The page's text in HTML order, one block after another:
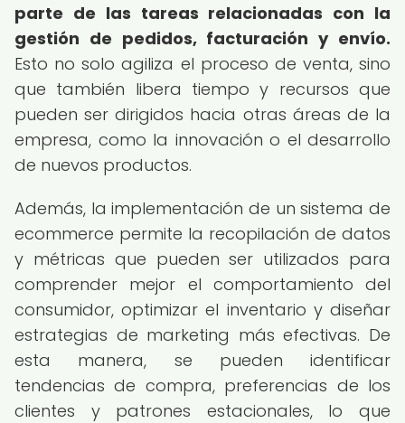
parte de las tareas relacionadas con la
gestión de pedidos, facturación y envío.
Esto no solo agiliza el proceso de venta, sino
que también libera tiempo y recursos que
pueden ser dirigidos hacia otras áreas de la
empresa, como la innovación o el desarrollo
de nuevos productos.
Además, la implementación de un sistema de
ecommerce permite la recopilación de datos
y métricas que pueden ser utilizados para
comprender mejor el comportamiento del
consumidor, optimizar el inventario y diseñar
estrategias de marketing más efectivas. De
esta manera, se pueden identificar
tendencias de compra, preferencias de los
clientes y patrones estacionales, lo que